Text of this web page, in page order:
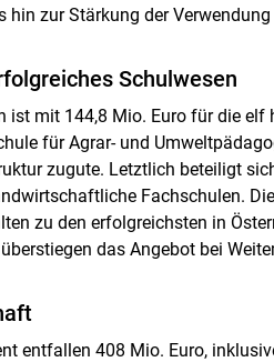
zur Stärkung der
Schulwesen
mit 144,8 Mio. Euro für die elf
für Agrar- und
zugute. Letztlich beteiligt
Fachschulen.
zu den erfolgreichsten in
das Angebot bei
entfallen 408 Mio. Euro,